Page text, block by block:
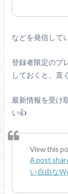
などを発信して
登録者限定のプ
しておくと、直
最新情報を受け
い👍
View this
A post
い自由な